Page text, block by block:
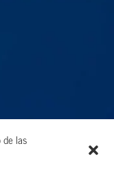
las
el storytelling